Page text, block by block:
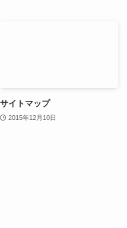
サイトマップ
2015年12月10日